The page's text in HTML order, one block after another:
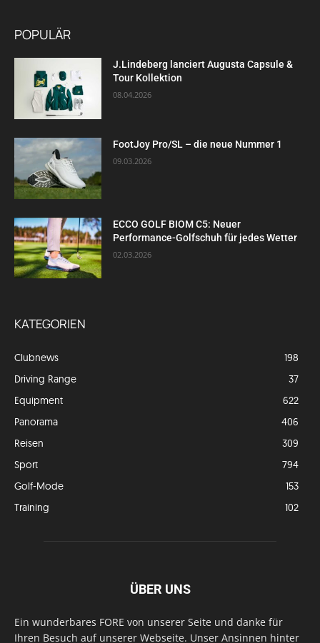
POPULÄR
J.Lindeberg lanciert Augusta Capsule &
Tour Kollektion
08.04.2026
FootJoy Pro/SL – die neue Nummer 1
09.03.2026
ECCO GOLF BIOM C5: Neuer
Performance-Golfschuh für jedes Wetter
02.03.2026
KATEGORIEN
Clubnews
198
Driving Range
37
Equipment
622
Panorama
406
Reisen
309
Sport
794
Golf-Mode
153
Training
102
ÜBER UNS
Ein wunderbares FORE von unserer Seite und danke für
Ihren Besuch auf unserer Webseite. Unser Ansinnen hinter